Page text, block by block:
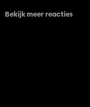
Bekijk meer reacties